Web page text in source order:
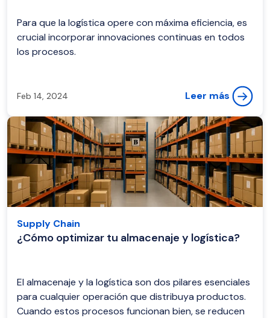
Para que la logística opere con máxima eficiencia, es
crucial incorporar innovaciones continuas en todos
los procesos.
Feb 14, 2024 Leer más
Supply Chain
¿Cómo optimizar tu almacenaje y logística?
El almacenaje y la logística son dos pilares esenciales
para cualquier operación que distribuya productos.
Cuando estos procesos funcionan bien, se reducen